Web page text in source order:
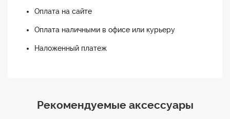
Оплата на сайте
Оплата наличными в офисе или курьеру
Наложенный платеж
Рекомендуемые аксессуары